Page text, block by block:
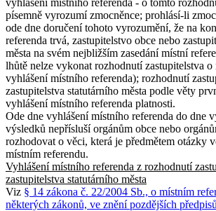
písemně vyrozumí zmocněnce; prohlásí-li
ode dne doručení tohoto vyrozumění, že na
referenda trvá, zastupitelstvo obce nebo
města na svém nejbližším zasedání místní
lhůtě nelze vykonat rozhodnutí zastupitelstva o
vyhlášení místního referenda); rozhodnutí
zastupitelstva statutárního města podle věty
vyhlášení místního referenda platnosti.
Ode dne vyhlášení místního referenda do dne
výsledků nepřísluší orgánům obce nebo
rozhodovat o věci, která je předmětem otázky
místním referendu.
Vyhlášení místního referenda z rozhodnutí
zastupitelstva statutárního města
Viz § 14 zákona č. 22/2004 Sb., o místním
některých zákonů, ve znění pozdějších předpisů